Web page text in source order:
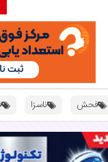
فحش ناسزا